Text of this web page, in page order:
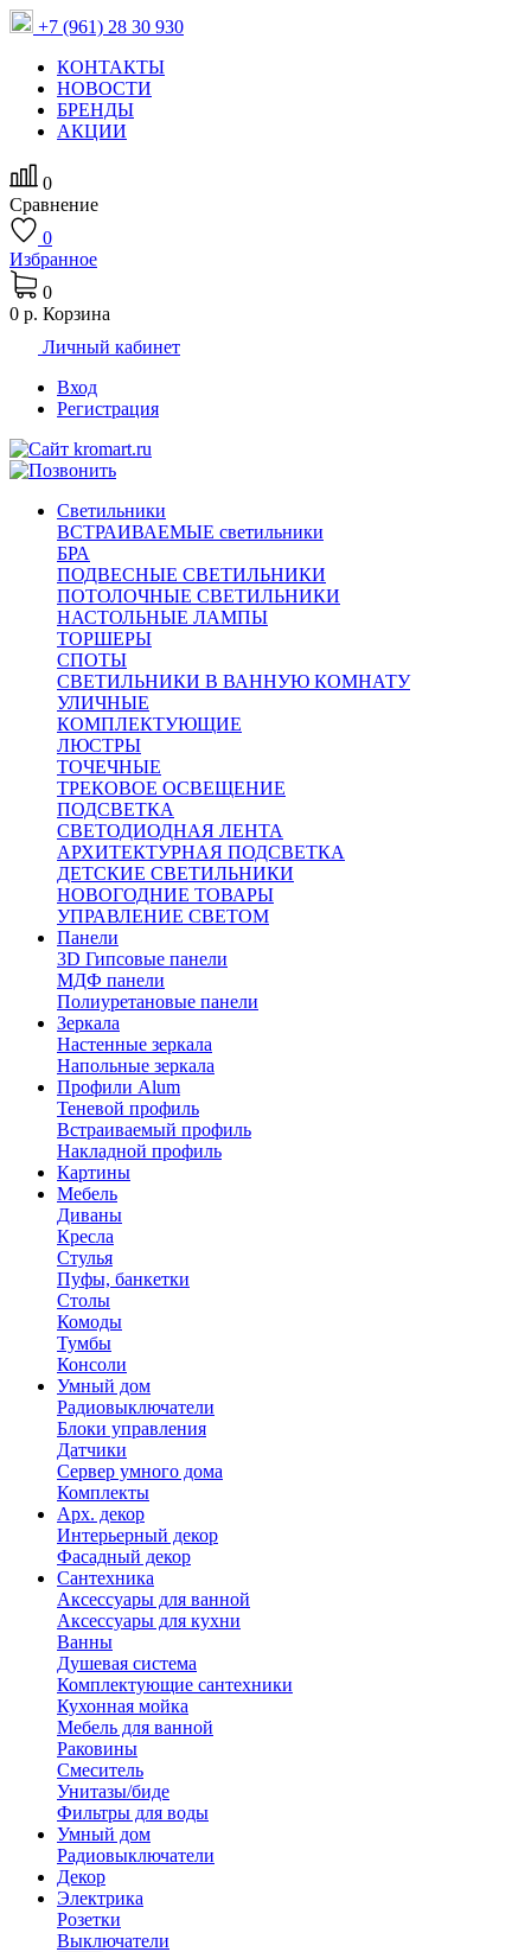
+7 (961) 28 30 930
КОНТАКТЫ
НОВОСТИ
БРЕНДЫ
АКЦИИ
0
Сравнение
0
Избранное
0
0 р. Корзина
Личный кабинет
Вход
Регистрация
Светильники
ВСТРАИВАЕМЫЕ светильники
БРА
ПОДВЕСНЫЕ СВЕТИЛЬНИКИ
ПОТОЛОЧНЫЕ СВЕТИЛЬНИКИ
НАСТОЛЬНЫЕ ЛАМПЫ
ТОРШЕРЫ
СПОТЫ
СВЕТИЛЬНИКИ В ВАННУЮ КОМНАТУ
УЛИЧНЫЕ
КОМПЛЕКТУЮЩИЕ
ЛЮСТРЫ
ТОЧЕЧНЫЕ
ТРЕКОВОЕ ОСВЕЩЕНИЕ
ПОДСВЕТКА
СВЕТОДИОДНАЯ ЛЕНТА
АРХИТЕКТУРНАЯ ПОДСВЕТКА
ДЕТСКИЕ СВЕТИЛЬНИКИ
НОВОГОДНИЕ ТОВАРЫ
УПРАВЛЕНИЕ СВЕТОМ
Панели
3D Гипсовые панели
МДФ панели
Полиуретановые панели
Зеркала
Настенные зеркала
Напольные зеркала
Профили Alum
Теневой профиль
Встраиваемый профиль
Накладной профиль
Картины
Мебель
Диваны
Кресла
Стулья
Пуфы, банкетки
Столы
Комоды
Тумбы
Консоли
Умный дом
Радиовыключатели
Блоки управления
Датчики
Сервер умного дома
Комплекты
Арх. декор
Интерьерный декор
Фасадный декор
Сантехника
Аксессуары для ванной
Аксессуары для кухни
Ванны
Душевая система
Комплектующие сантехники
Кухонная мойка
Мебель для ванной
Раковины
Смеситель
Унитазы/биде
Фильтры для воды
Умный дом
Радиовыключатели
Декор
Электрика
Розетки
Выключатели